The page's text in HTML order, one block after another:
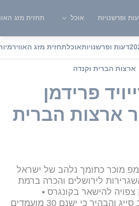
ופרשנויות אוכל תחזית מזג
דעות ופרשנויותאוכלתחזית מזג האוויר
ארצות הברית וקנדה
פרידמן
ארצות הברית
מוכר כתומך נלהב של ישראל
לירושלים והכרה ברמת
צפויה להישאר בקונגרס •
במקביל, נשיא ארה"ב סייג והבהיר כי ישנם 30 מועמדים